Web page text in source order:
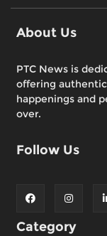
About Us
PTC News is
offering
happenings and
over.
Follow Us
Category